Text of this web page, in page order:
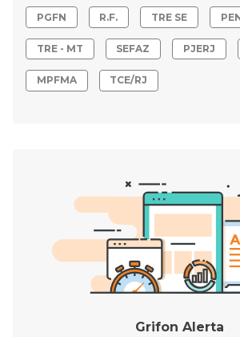
PGFN R.F. TRE SE
TRE - MT SEFAZ PJERJ
MPFMA TCE/RJ
Grifon Alerta